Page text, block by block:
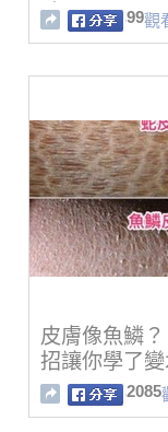
胖！
99觀
皮膚像魚鱗
招讓你學了
2085